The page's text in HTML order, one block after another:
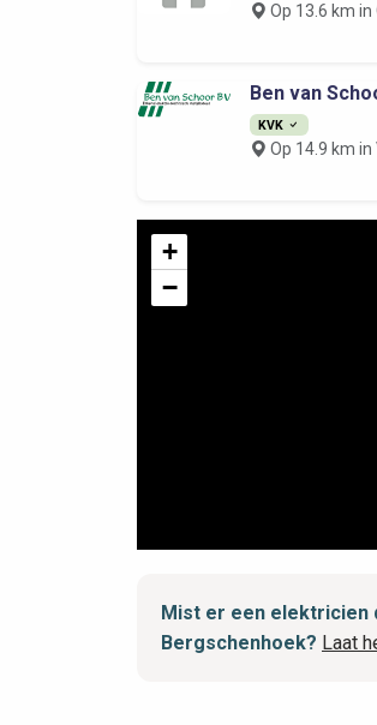
Op 13.6 km in
Ben van
KVK
Op 14.9 km
+
−
Mist er een elektricien
Bergschenhoek? Laat